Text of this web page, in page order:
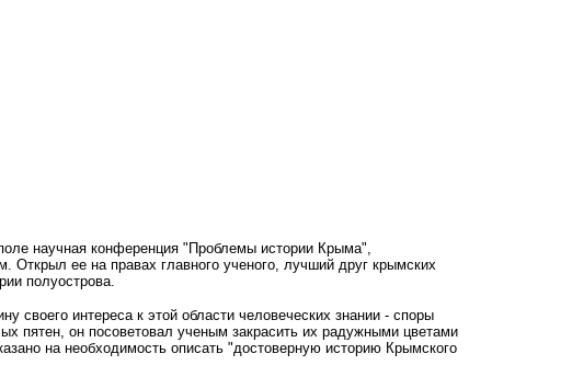
научная конференция "Проблемы истории Крыма",
ее на правах главного ученого, лучший друг крымских
полуострова.
своего интереса к этой области человеческих знании - споры
пятен, он посоветовал ученым закрасить их радужными цветами
на необходимость описать "достоверную историю Крымского